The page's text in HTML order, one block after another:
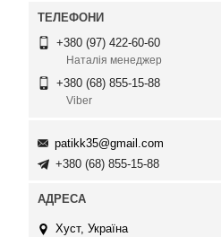
+380 (97) 422-60-60
Наталія менеджер
+380 (68) 855-15-88
Viber
patikk35@gmail.com
+380 (68) 855-15-88
Хуст, Україна